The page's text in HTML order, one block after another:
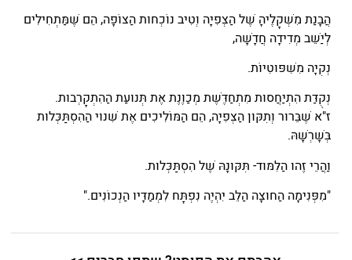
הֲבָנַת מִשְׁקָלֶיהָ שֶׁל הַצְּפִיָּה וְטִיב נוֹכְחוּת הַצּוֹפָה, הֵם שֶׁמַּתְחִילִים
לְיַשֵּׁב מְדִידָה חֲדָשָׁה,
נְקִיָּה מִשִּׁפּוּטִיּוֹת.
נְקֻדַּת הִתְיַחֲסוּת מִתְחַדֶּשֶׁת מְכַוֶּנֶת אֶת תְּנוּעַת הַהִתְקָרְבוּת.
ז"א שֶׁבֵּרוּר וְתִקּוּן הַצְּפִיָּה, הֵם הַמּוֹלִיכִים אֶת שִׁנּוּי הַהִסְתַּכְּלוּת
בְּשָׁרְשָׁהּ.
וַהֲרֵי זֶהוּ הַלִּמּוּד- תִּקּוּנָהּ שֶׁל הִסְתַּכְּלוּת.
"מִפְּנִימָה הַחוּצָה הַלֵּב יִהְיֶה נִפְתָּח לִמְמַדָּיו הַנְּכוֹנִים."